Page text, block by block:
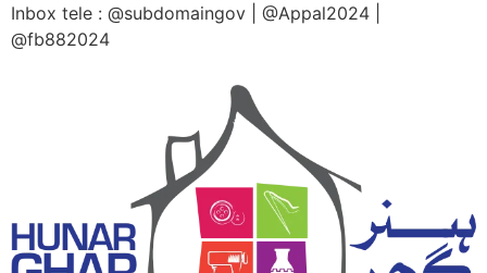
Inbox tele : @subdomaingov | @Appal2024 |
@fb882024